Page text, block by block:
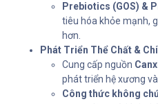
Prebiotics (GOS) &
tiêu hóa khỏe mạnh,
hơn.
Phát Triển Thể Chất &
Cung cấp nguồn
phát triển hệ xương
Công thức không